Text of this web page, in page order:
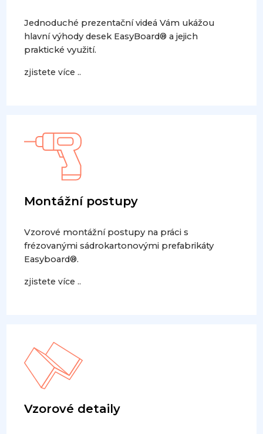
Jednoduché prezentační videá Vám ukážou
hlavní výhody desek EasyBoard® a jejich
praktické využití.
zjistete více ..
Montážní postupy
Vzorové montážní postupy na práci s
frézovanými sádrokartonovými prefabrikáty
Easyboard®.
zjistete více ..
Vzorové detaily